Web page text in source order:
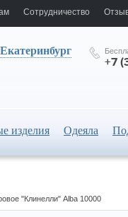
Сотрудничество
Екатеринбург
+7
изделия Одеяла
"Клинелли" Alba 10000